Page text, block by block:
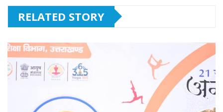
RELATED STORY